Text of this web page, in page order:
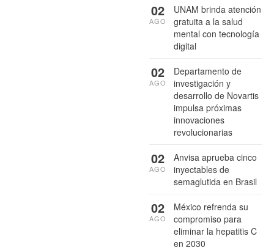
UNAM brinda atención
gratuita a la salud
mental con tecnología
digital
02
AGO
Departamento de
investigación y
desarrollo de Novartis
impulsa próximas
innovaciones
revolucionarias
02
AGO
Anvisa aprueba cinco
inyectables de
semaglutida en Brasil
02
AGO
México refrenda su
compromiso para
eliminar la hepatitis C
en 2030
02
AGO